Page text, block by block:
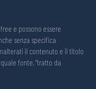
e possono essere
senza specifica
il contenuto e il titolo
fonte, “tratto da